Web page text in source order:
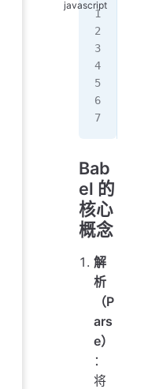
Bab
el 的
核心
概念
解
析
（P
ars
e）
：
将